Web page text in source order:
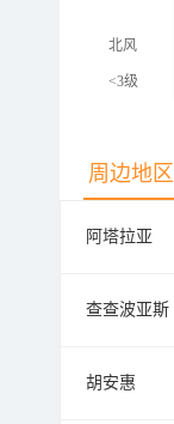
北风
<3级
周边地区
阿塔拉亚
查查波亚斯
胡安惠